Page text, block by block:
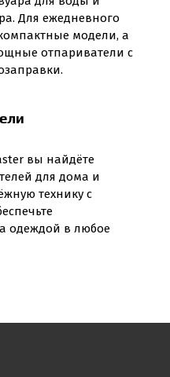
Для ежедневного
модели, а
отпариватели с
вы найдёте
для дома и
технику с
одеждой в любое